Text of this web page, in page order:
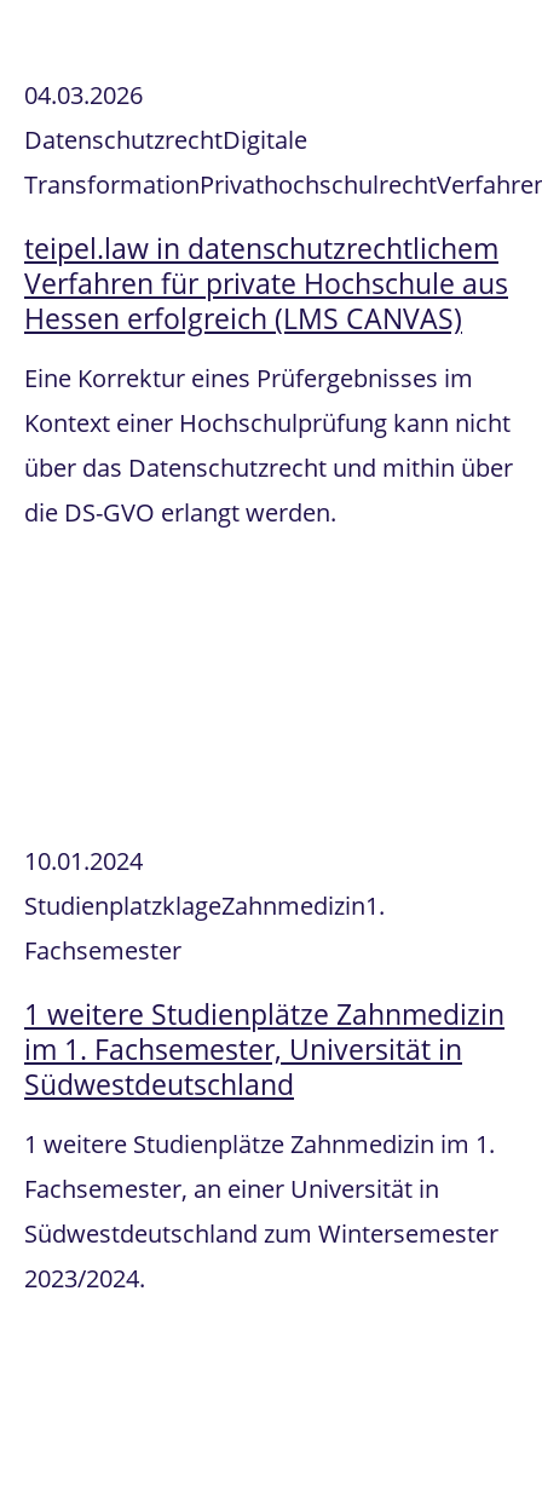
04.03.2026
DatenschutzrechtDigitale
TransformationPrivathochschulrecht
teipel.law in datenschutzrechtlichem
Verfahren für private Hochschule aus
Hessen erfolgreich (LMS CANVAS)
Eine Korrektur eines Prüfergebnisses im
Kontext einer Hochschulprüfung kann nicht
über das Datenschutzrecht und mithin über
die DS-GVO erlangt werden.
10.01.2024
StudienplatzklageZahnmedizin1.
Fachsemester
1 weitere Studienplätze Zahnmedizin
im 1. Fachsemester, Universität in
Südwestdeutschland
1 weitere Studienplätze Zahnmedizin im 1.
Fachsemester, an einer Universität in
Südwestdeutschland zum Wintersemester
2023/2024.